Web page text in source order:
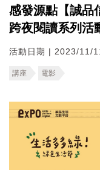
感發源點【誠品
跨夜閱讀系列活
活動日期 | 2023/11/
講座 電影